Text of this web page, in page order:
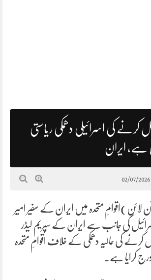
کرنے کی اسرائیلی دھمکی ریاستی
ایران
02/07/2026
لائن)اقوامِ متحدہ میں ایران کے سفیر امیر
کی جانب سے ایران کے سپریم لیڈر
کرنے کی حالیہ دھمکی کے خلاف اقوامِ متحدہ
کرایا ہے۔